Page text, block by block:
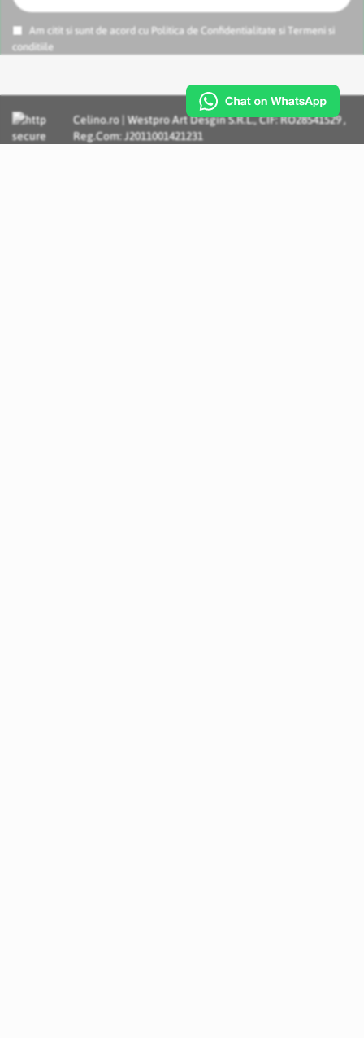
Am citit si sunt de acord cu Politica de Confidentialitate si
Termeni si
conditiile
Celino.ro | Westpro Art Desgin S.R.L., CIF: RO28541529 ,
Reg.Com: J2011001421231